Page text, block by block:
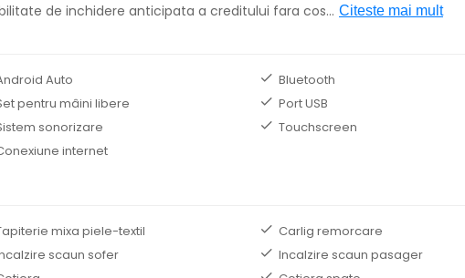
de inchidere anticipata a creditului fara cos... Citeste mai mult
Auto
Bluetooth
pentru mâini libere
Port USB
sonorizare
Touchscreen
internet
mixa piele-textil
Carlig remorcare
scaun sofer
Incalzire scaun pasager